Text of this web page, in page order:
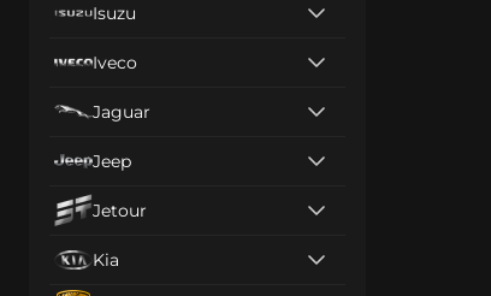
Isuzu
Iveco
Jaguar
Jeep
Jetour
Kia